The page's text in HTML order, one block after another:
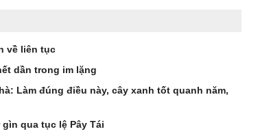
về liên tục
dần trong im lặng
Làm đúng điều này, cây xanh tốt quanh năm,
qua tục lệ Pây Tái